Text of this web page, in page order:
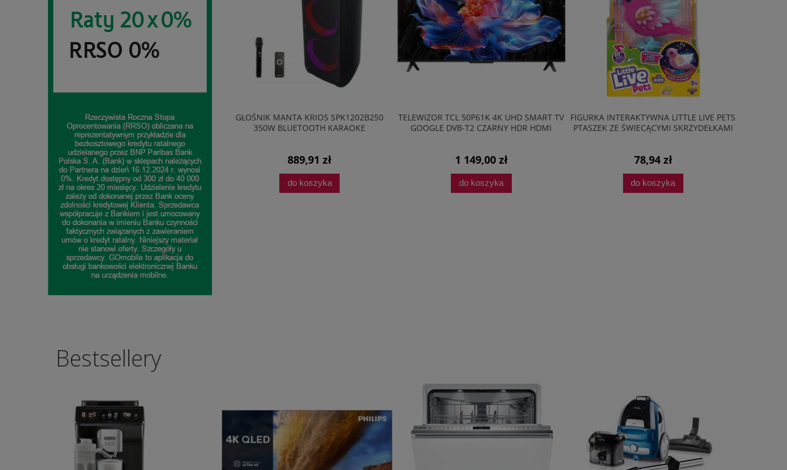
EKSPRES AUTOMATYCZNY DELONGHI
ECAM290.81.TB 1450W 1,8L 15BAR
1 718,95 zł
do koszyka
GŁOŚNIK MANTA KRIOS SPK1202B250
350W BLUETOOTH KARAOKE
889,91 zł
do koszyka
TELEWIZOR TCL 50P61K 4K UHD SMART TV
GOOGLE DVB-T2 CZARNY HDR HDMI
1 149,00 zł
do koszyka
FIGURKA INTERAKTYWNA LITTLE LIVE PETS
PTASZEK ZE ŚWIECĄCYMI SKRZYDEŁKAMI
78,94 zł
do koszyka
Bestsellery